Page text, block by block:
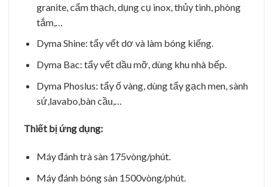
granite, cẩm thạch, dụng cụ inox, thủy tinh, phòng
tắm,…
Dyma Shine: tẩy vết dơ và làm bóng kiếng.
Dyma Bac: tẩy vết dầu mỡ, dùng khu nhà bếp.
Dyma Phoslus: tẩy ố vàng, dùng tẩy gạch men, sành
sứ,lavabo,bàn cầu,…
Thiết bị ứng dụng:
Máy đánh trà sàn 175vòng/phút.
Máy đánh bóng sàn 1500vòng/phút.